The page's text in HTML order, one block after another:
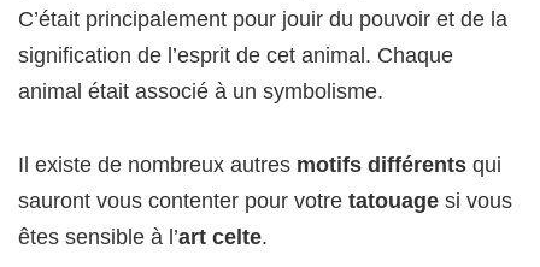
C’était principalement pour jouir du pouvoir et de la
signification de l’esprit de cet animal. Chaque
animal était associé à un symbolisme.
Il existe de nombreux autres motifs différents qui
sauront vous contenter pour votre tatouage si vous
êtes sensible à l’art celte.